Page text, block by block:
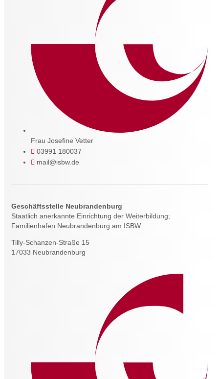
Frau Josefine Vetter
03991 180037
mail@isbw.de
Geschäftsstelle Neubrandenburg
Staatlich anerkannte Einrichtung der Weiterbildung;
Familienhafen Neubrandenburg am ISBW
Tilly-Schanzen-Straße 15
17033 Neubrandenburg